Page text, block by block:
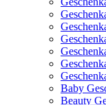
Baby
Beauty